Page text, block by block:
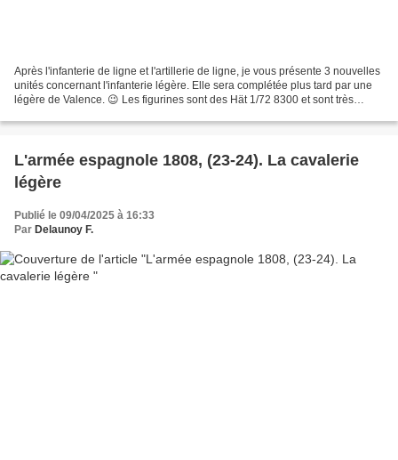
Après l'infanterie de ligne et l'artillerie de ligne, je vous présente 3 nouvelles
unités concernant l'infanterie légère. Elle sera complétée plus tard par une
légère de Valence. 😉 Les figurines sont des Hät 1/72 8300 et sont très
L'armée espagnole 1808, (23-24). La cavalerie
légère
Publié le 09/04/2025 à 16:33
Par Delaunoy F.